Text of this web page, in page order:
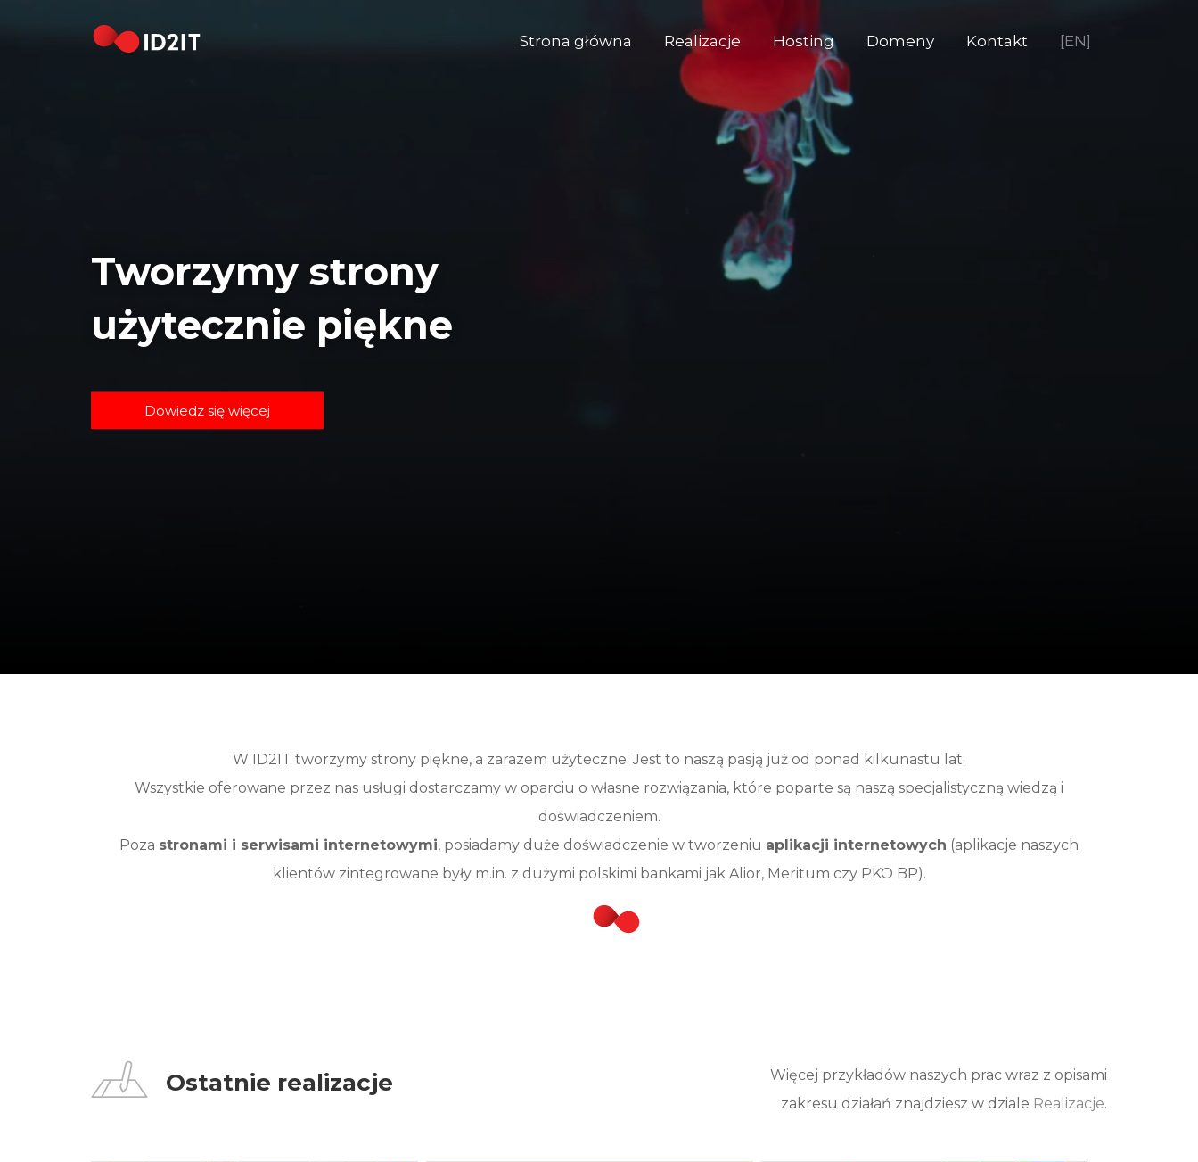
Strona główna Realizacje Hosting Domeny Kontakt [EN]
Tworzymy strony
użytecznie piękne
Dowiedz się więcej
W ID2IT tworzymy strony piękne, a zarazem użyteczne. Jest to naszą pasją już od ponad kilkunastu lat.
Wszystkie oferowane przez nas usługi dostarczamy w oparciu o własne rozwiązania, które poparte są naszą specjalistyczną wiedzą i
doświadczeniem.
Poza stronami i serwisami internetowymi, posiadamy duże doświadczenie w tworzeniu aplikacji internetowych (aplikacje naszych
klientów zintegrowane były m.in. z dużymi polskimi bankami jak Alior, Meritum czy PKO BP).
Ostatnie realizacje
Więcej przykładów naszych prac wraz z opisami
zakresu działań znajdziesz w dziale Realizacje.